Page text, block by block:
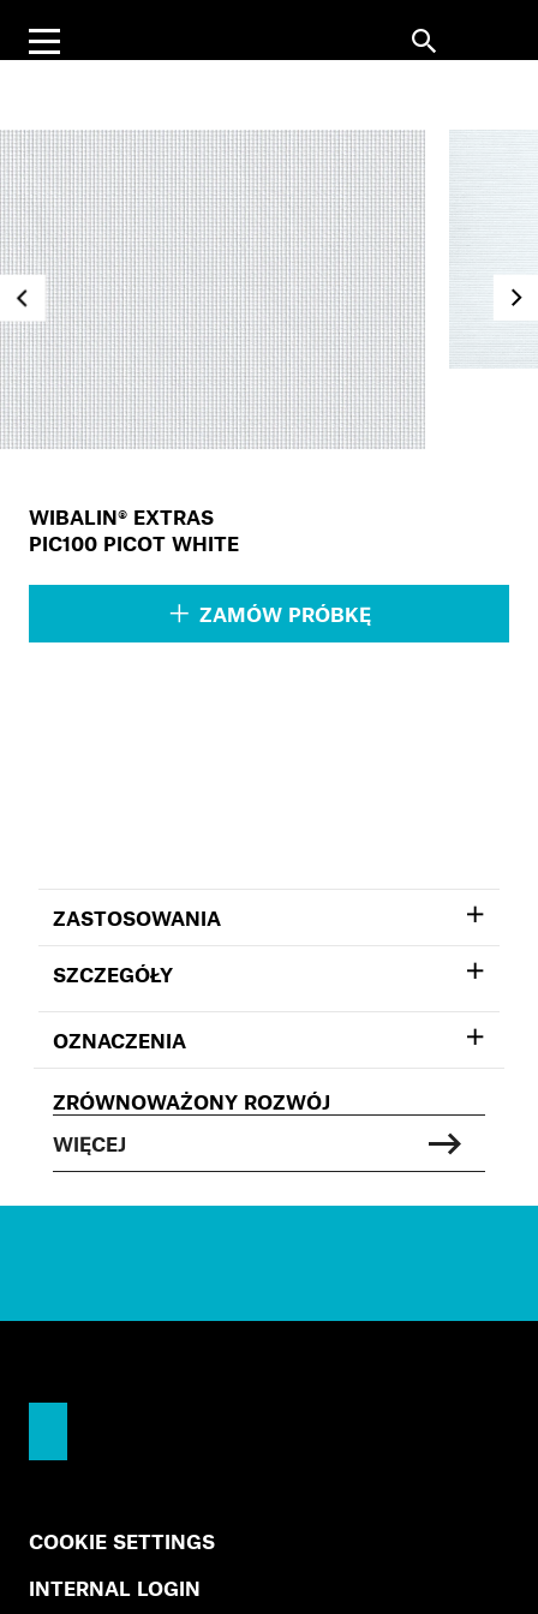
WIBALIN® EXTRAS
PIC100 PICOT WHITE
ZAMÓW PRÓBKĘ
ZASTOSOWANIA
SZCZEGÓŁY
OZNACZENIA
ZRÓWNOWAŻONY ROZWÓJ
WIĘCEJ
COOKIE SETTINGS
INTERNAL LOGIN